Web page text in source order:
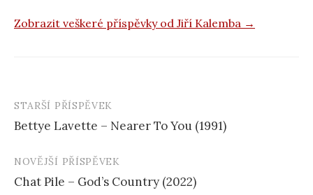
Zobrazit veškeré příspěvky od Jiří Kalemba →
Navigace
příspěvku
STARŠÍ PŘÍSPĚVEK
Bettye Lavette – Nearer To You (1991)
NOVĚJŠÍ PŘÍSPĚVEK
Chat Pile – God’s Country (2022)